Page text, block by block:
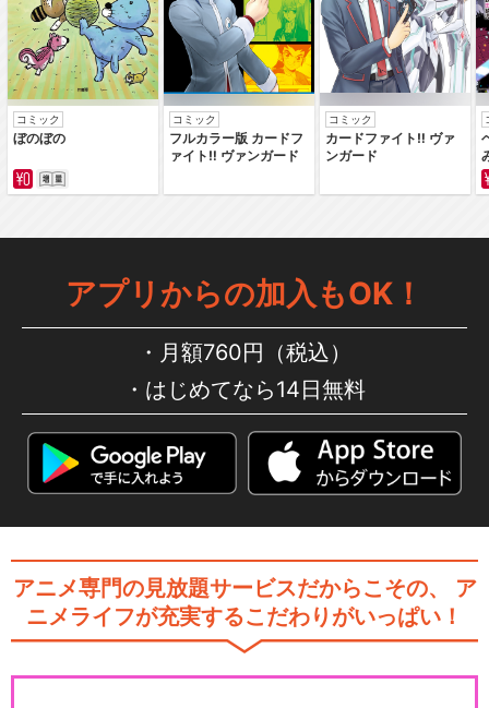
コミック
ぼのぼの
コミック
フルカラー版 カードフ
ァイト‼ ヴァンガード
コミック
カードファイト‼ ヴァ
ンガード
アプリからの加入もOK！
月額760円（税込）
はじめてなら14日無料
アニメ専門の見放題サービスだからこその、
ア
ニメライフが充実するこだわりがいっぱい！